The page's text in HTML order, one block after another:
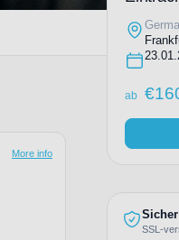
More info
ab €
SSL-